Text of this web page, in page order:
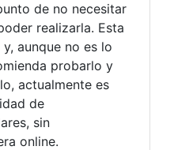
de no necesitar
realizarla. Esta
aunque no es lo
probarlo y
actualmente es
de
sin
online.